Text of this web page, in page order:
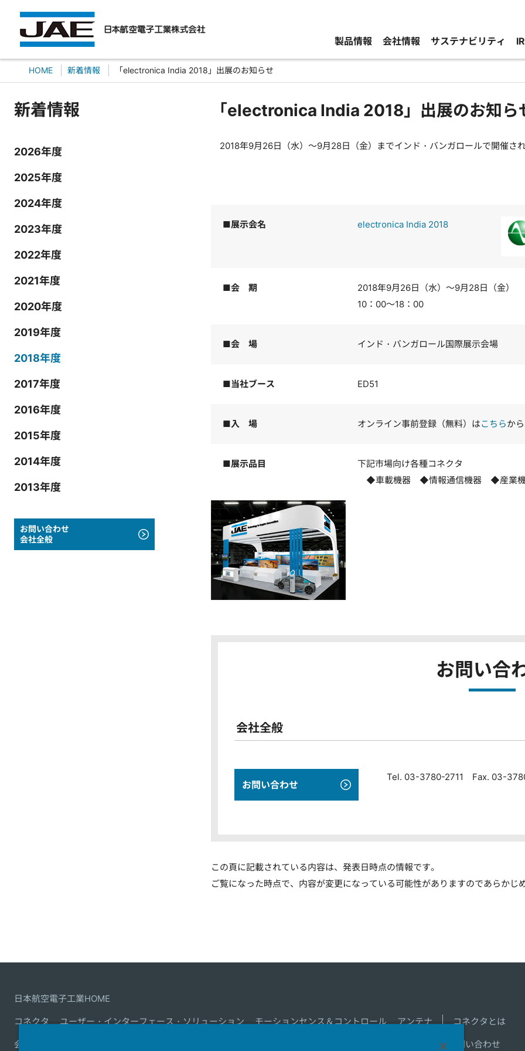
製品情報 会社情報 サステナビリティ
HOME 新着情報 「electronica India 2018」出展のお知らせ
新着情報
2026年度
2025年度
2024年度
2023年度
2022年度
2021年度
2020年度
2019年度
2018年度
2017年度
2016年度
2015年度
2014年度
2013年度
お問い合わせ
会社全般
「electronica India 2018」出展のお知ら
2018年9月26日（水）～9月28日（金）までインド・バンガロールで開催さ
■展示会名 electronica India 2018
■会 期
2018年9月26日（水）～9月28日（金）
10：00～18：00
■会 場 インド・バンガロール国際展示会場
■当社ブース ED51
■入 場 オンライン事前登録（無料）はこちらから
■展示品目
下記市場向け各種コネクタ
◆車載機器 ◆情報通信機器 ◆産業
お問い合
会社全般
お問い合わせ
Tel. 03-3780-2711 Fax. 03-
この頁に記載されている内容は、発表日時点の情報です。
ご覧になった時点で、内容が変更になっている可能性がありますのであらかじ
日本航空電子工業HOME
コネクタ ユーザー・インターフェース・ソリューション モーションセンス＆コントロール アンテナ コネクタとは
会社情報 お問い合わせ